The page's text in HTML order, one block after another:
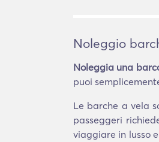
Noleggio
Noleggia una
puoi
Le barche a vela
passeggeri
viaggiare in lusso